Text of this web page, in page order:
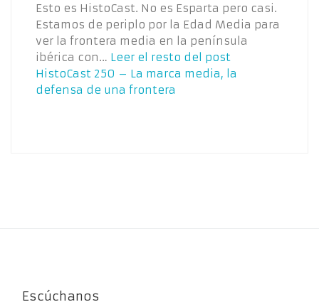
Esto es HistoCast. No es Esparta pero casi.
Estamos de periplo por la Edad Media para
ver la frontera media en la península
ibérica con… Leer el resto del post
HistoCast 250 – La marca media, la
defensa de una frontera
Escúchanos